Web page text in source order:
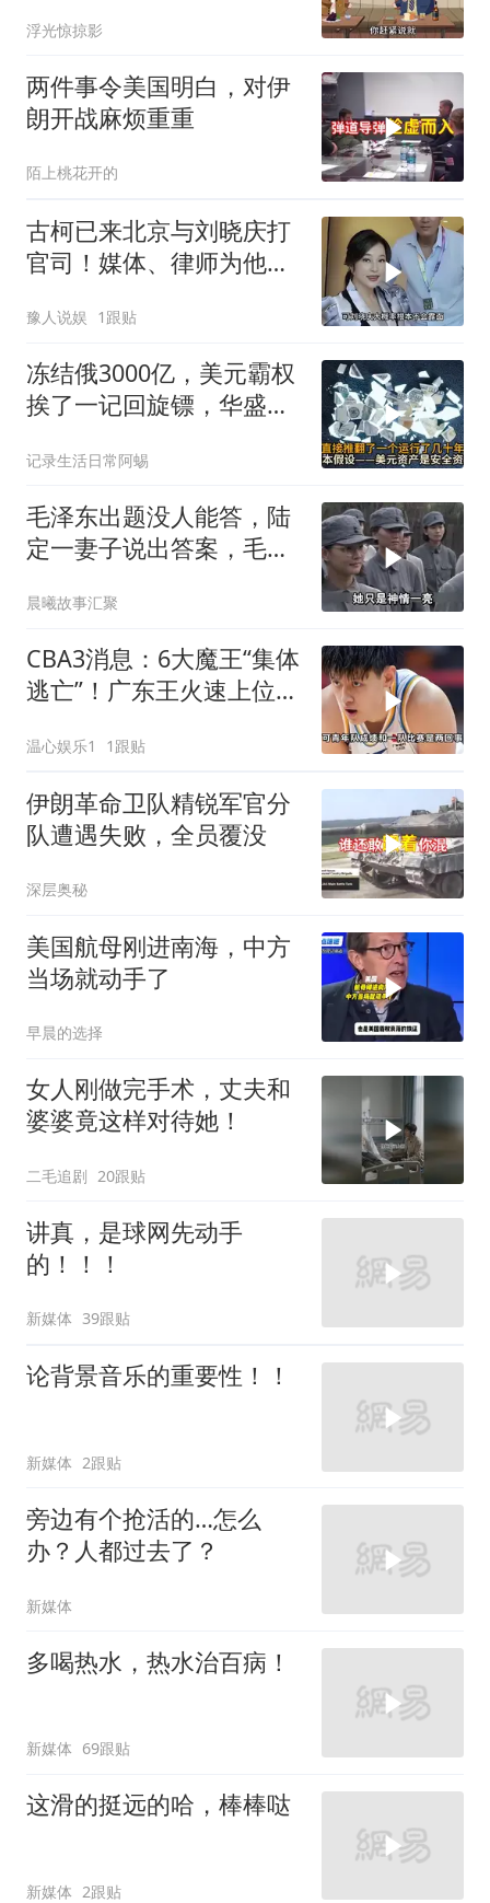
浮光惊掠影
两件事令美国明白，对伊
朗开战麻烦重重
陌上桃花开的
古柯已来北京与刘晓庆打
官司！媒体、律师为他站
豫人说娱 1跟贴
冻结俄3000亿，美元霸权
挨了一记回旋镖，华盛顿
记录生活日常阿蜴
毛泽东出题没人能答，陆
定一妻子说出答案，毛主
晨曦故事汇聚
CBA3消息：6大魔王“集体
逃亡”！广东王火速上位，
温心娱乐1 1跟贴
伊朗革命卫队精锐军官分
队遭遇失败，全员覆没
深层奥秘
美国航母刚进南海，中方
当场就动手了
早晨的选择
女人刚做完手术，丈夫和
婆婆竟这样对待她！
二毛追剧 20跟贴
讲真，是球网先动手
的！！！
新媒体 39跟贴
论背景音乐的重要性！！
新媒体 2跟贴
旁边有个抢活的…怎么
办？人都过去了？
新媒体
多喝热水，热水治百病！
新媒体 69跟贴
这滑的挺远的哈，棒棒哒
新媒体 2跟贴